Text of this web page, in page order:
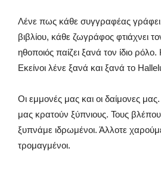
Λένε πως κάθε συγγραφέας γράφει
βιβλίου, κάθε ζωγράφος φτιάχνει
ηθοποιός παίζει ξανά τον ίδιο
Εκείνοι λένε ξανά και ξανά το
Οι εμμονές μας και οι δαίμονες
μας κρατούν ξύπνιους. Τους
ξυπνάμε ιδρωμένοι. Άλλοτε
τρομαγμένοι.